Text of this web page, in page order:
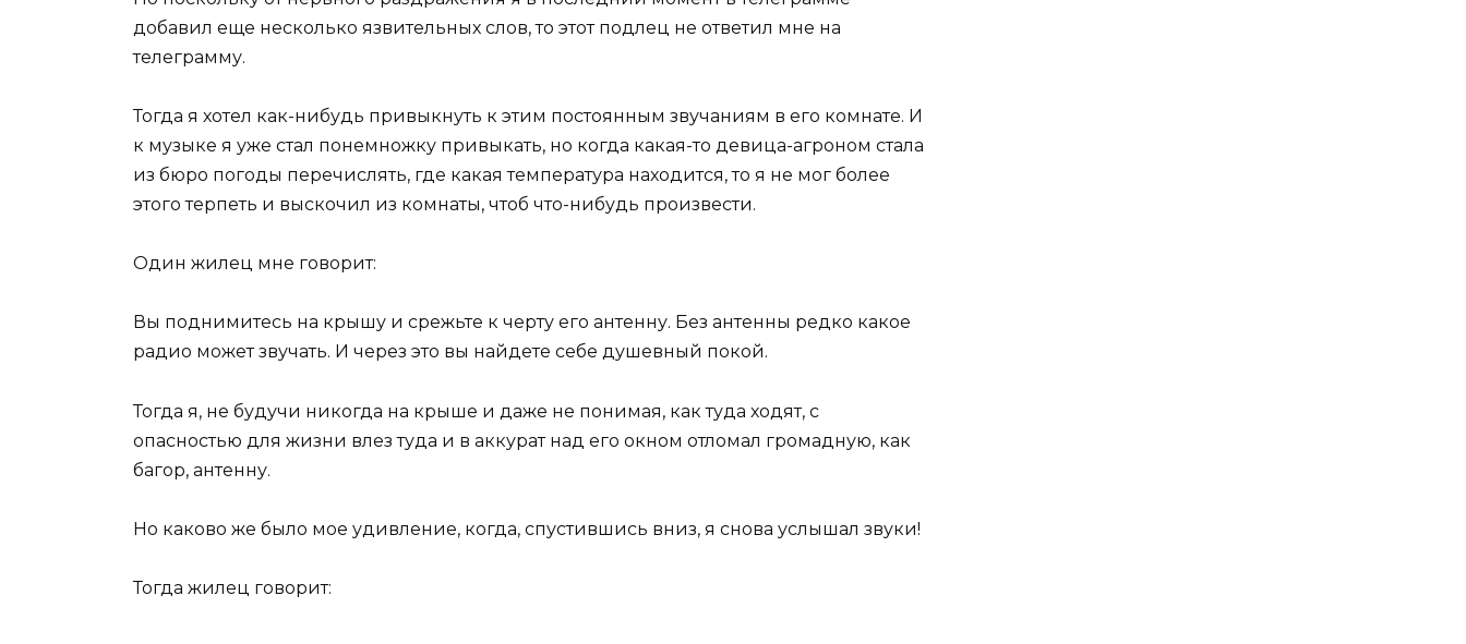
добавил еще несколько язвительных слов, то этот подлец не ответил мне на
телеграмму.
Тогда я хотел как-нибудь привыкнуть к этим постоянным звучаниям в его комнате. И
к музыке я уже стал понемножку привыкать, но когда какая-то девица-агроном стала
из бюро погоды перечислять, где какая температура находится, то я не мог более
этого терпеть и выскочил из комнаты, чтоб что-нибудь произвести.
Один жилец мне говорит:
Вы поднимитесь на крышу и срежьте к черту его антенну. Без антенны редко какое
радио может звучать. И через это вы найдете себе душевный покой.
Тогда я, не будучи никогда на крыше и даже не понимая, как туда ходят, с
опасностью для жизни влез туда и в аккурат над его окном отломал громадную, как
багор, антенну.
Но каково же было мое удивление, когда, спустившись вниз, я снова услышал звуки!
Тогда жилец говорит: